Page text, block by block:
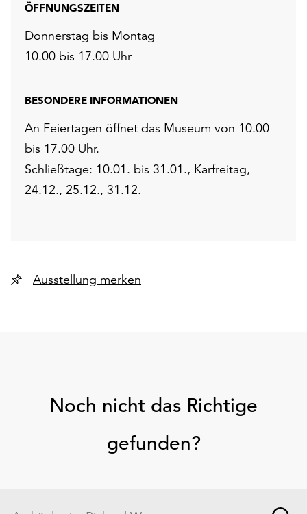
ÖFFNUNGSZEITEN
Donnerstag bis Montag
10.00 bis 17.00 Uhr
BESONDERE INFORMATIONEN
An Feiertagen öffnet das Museum von 10.00
bis 17.00 Uhr.
Schließtage: 10.01. bis 31.01., Karfreitag,
24.12., 25.12., 31.12.
Ausstellung merken
Noch nicht das Richtige
gefunden?